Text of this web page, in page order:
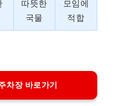
따뜻한
국물
모임에
적합
차장 바로가기